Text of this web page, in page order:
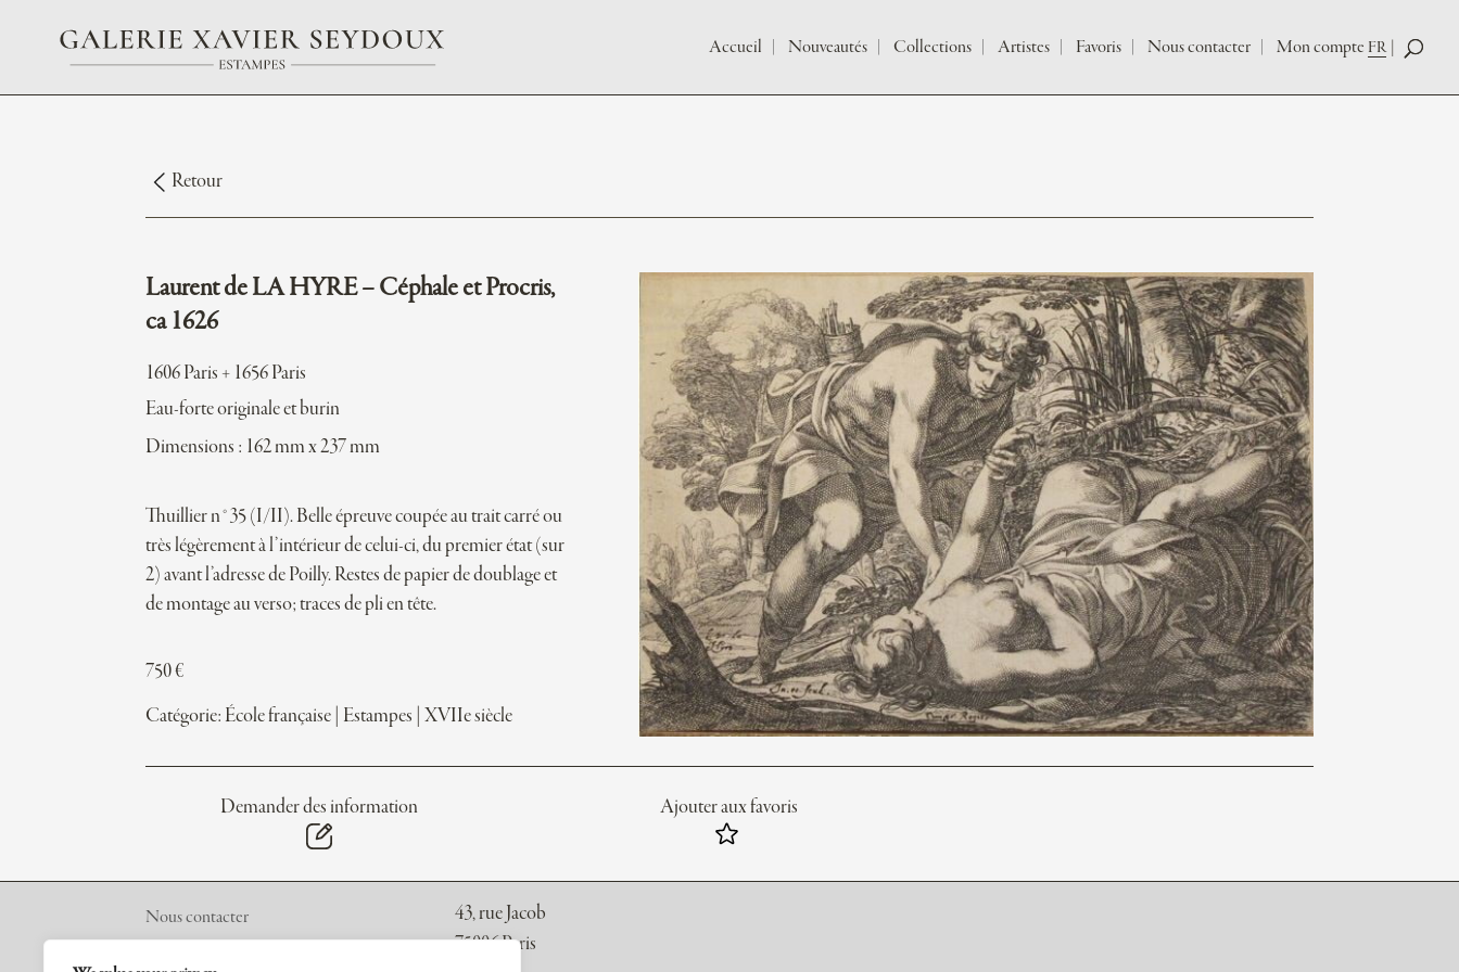
Accueil Nouveautés Collections Artistes Favoris Nous contacter Mon compte FR
Retour
Laurent de LA HYRE – Céphale et Procris,
ca 1626
1606 Paris + 1656 Paris
Eau-forte originale et burin
Dimensions : 162 mm x 237 mm
Thuillier n°35 (I/II). Belle épreuve coupée au trait carré ou
très légèrement à l’intérieur de celui-ci, du premier état (sur
2) avant l’adresse de Poilly. Restes de papier de doublage et
de montage au verso; traces de pli en tête.
750€
Catégorie: École française Estampes |XVIIe siècle
Demander des information Ajouter aux favoris
Nous contacter
43, rue Jacob
75006 Paris